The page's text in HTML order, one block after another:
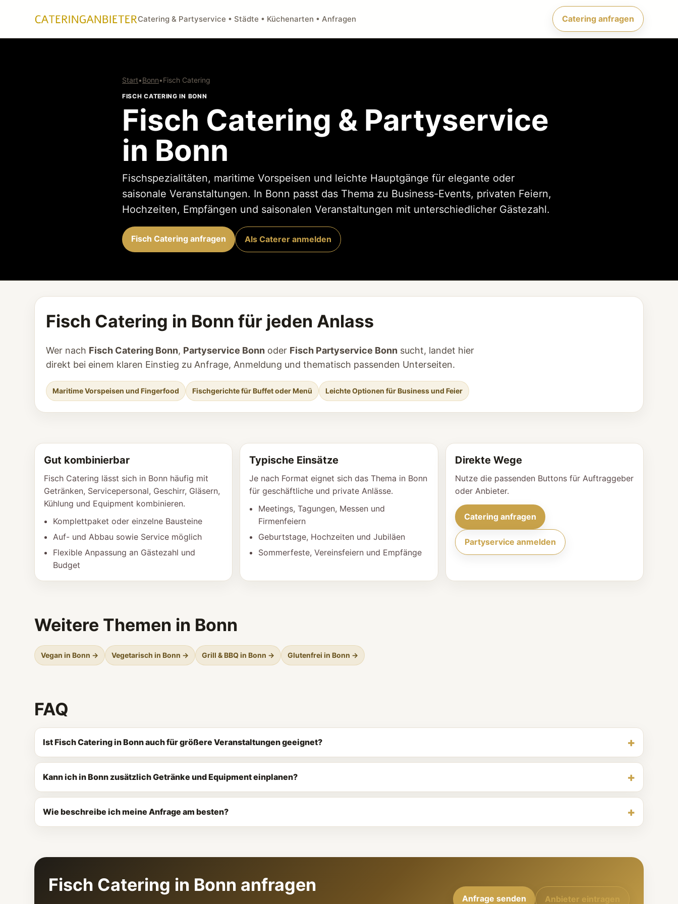
Catering & Partyservice • Städte • Küchenarten • Anfragen Catering anfragen
Start•Bonn•Fisch Catering
FISCH CATERING IN BONN
Fisch Catering & Partyservice
in Bonn
Fischspezialitäten, maritime Vorspeisen und leichte Hauptgänge für elegante oder
saisonale Veranstaltungen. In Bonn passt das Thema zu Business-Events, privaten Feiern,
Hochzeiten, Empfängen und saisonalen Veranstaltungen mit unterschiedlicher Gästezahl.
Fisch Catering anfragen Als Caterer anmelden
Fisch Catering in Bonn für jeden Anlass
Wer nach Fisch Catering Bonn, Partyservice Bonn oder Fisch Partyservice Bonn sucht, landet hier
direkt bei einem klaren Einstieg zu Anfrage, Anmeldung und thematisch passenden Unterseiten.
Maritime Vorspeisen und Fingerfood Fischgerichte für Buffet oder Menü Leichte Optionen für Business und Feier
Gut kombinierbar
Fisch Catering lässt sich in Bonn häufig mit
Getränken, Servicepersonal, Geschirr, Gläsern,
Kühlung und Equipment kombinieren.
Komplettpaket oder einzelne Bausteine
Auf- und Abbau sowie Service möglich
Flexible Anpassung an Gästezahl und
Budget
Typische Einsätze
Je nach Format eignet sich das Thema in Bonn
für geschäftliche und private Anlässe.
Meetings, Tagungen, Messen und
Firmenfeiern
Geburtstage, Hochzeiten und Jubiläen
Sommerfeste, Vereinsfeiern und Empfänge
Direkte Wege
Nutze die passenden Buttons für Auftraggeber
oder Anbieter.
Catering anfragen
Partyservice anmelden
Weitere Themen in Bonn
Vegan in Bonn → Vegetarisch in Bonn → Grill & BBQ in Bonn → Glutenfrei in Bonn →
FAQ
Ist Fisch Catering in Bonn auch für größere Veranstaltungen geeignet?
Kann ich in Bonn zusätzlich Getränke und Equipment einplanen?
Wie beschreibe ich meine Anfrage am besten?
Fisch Catering in Bonn anfragen
Anfrage senden Anbieter eintragen